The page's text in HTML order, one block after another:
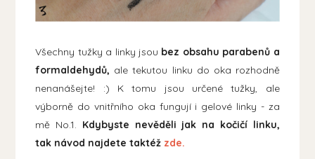
Všechny tužky a linky jsou bez obsahu parabenů a
formaldehydů, ale tekutou linku do oka rozhodně
nenanášejte! :) K tomu jsou určené tužky, ale
výborně do vnitřního oka fungují i gelové linky - za
mě No.1. Kdybyste nevěděli jak na kočičí linku,
tak návod najdete taktéž zde.